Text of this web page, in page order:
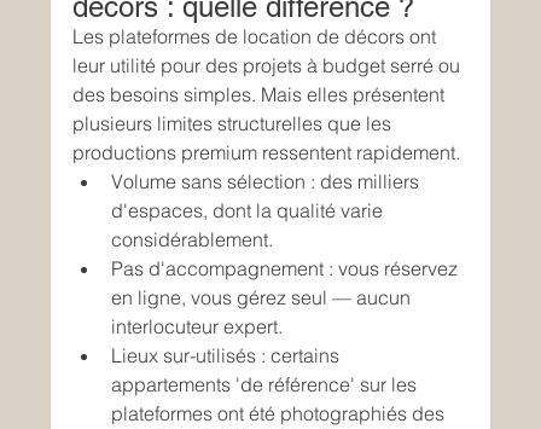
décors : quelle différence ?
Les plateformes de location de décors ont
leur utilité pour des projets à budget serré ou
des besoins simples. Mais elles présentent
plusieurs limites structurelles que les
productions premium ressentent rapidement.
Volume sans sélection : des milliers
d'espaces, dont la qualité varie
considérablement.
Pas d'accompagnement : vous réservez
en ligne, vous gérez seul — aucun
interlocuteur expert.
Lieux sur-utilisés : certains
appartements 'de référence' sur les
plateformes ont été photographiés des